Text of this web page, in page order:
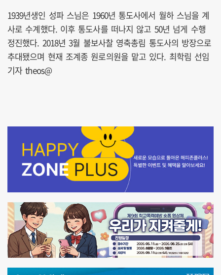
1939년생인 성파 스님은 1960년 통도사에서 월하 스님을 계
사로 수계했다. 이후 통도사를 떠나지 않고 50년 넘게 수행
정진했다. 2018년 3월 불보사찰 영축총림 통도사의 방장으로
추대됐으며 현재 조계종 원로의원을 맡고 있다. 최학림 선임
기자 theos@